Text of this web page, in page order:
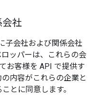
会社
子会社および関係会社
ッパーは、これらの会
お客様を API で提供す
内容がこれらの企業と
とに同意します。